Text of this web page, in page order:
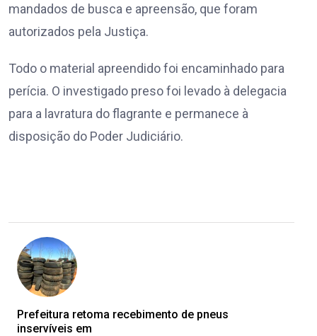
mandados de busca e apreensão, que foram
autorizados pela Justiça.
Todo o material apreendido foi encaminhado para
perícia. O investigado preso foi levado à delegacia
para a lavratura do flagrante e permanece à
disposição do Poder Judiciário.
Prefeitura retoma recebimento de pneus
inservíveis em